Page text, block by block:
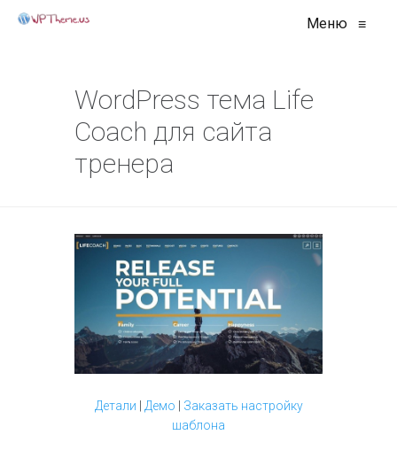
Меню ≡
WordPress тема Life
Coach для сайта
тренера
Детали Демо
Заказать настройку
шаблона